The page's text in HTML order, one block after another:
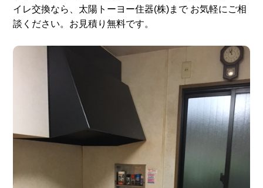
イレ交換なら、太陽トーヨー住器(株)まで お気軽にご相
談ください。お見積り無料です。